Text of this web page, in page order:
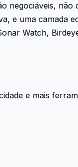
negociáveis, não
e uma camada
Watch,
e mais